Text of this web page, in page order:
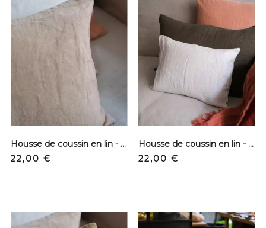
Housse de coussin en lin - Sable
Prix
22,00 €
Housse de coussin en lin - Blanc
Prix
22,00 €